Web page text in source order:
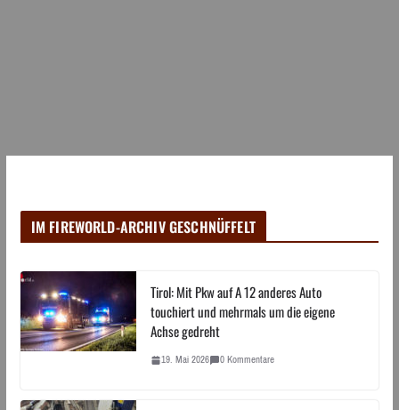
IM FIREWORLD-ARCHIV GESCHNÜFFELT
Tirol: Mit Pkw auf A 12 anderes Auto
touchiert und mehrmals um die eigene
Achse gedreht
19. Mai 2026 0 Kommentare